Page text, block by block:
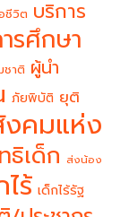
ชีวิต บริการ
รศึกษา
ชาติ ผู้นำ
ภัยพิบัติ ยุติ
คมแห่ง
ธิเด็ก ส่งน้อง
ร้ เด็กไร้รัฐ